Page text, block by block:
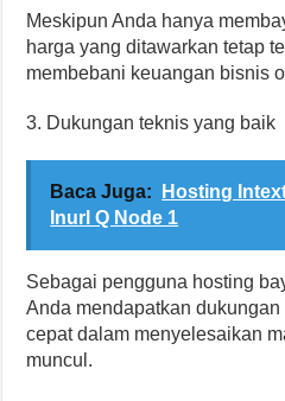
Meskipun Anda hanya
harga yang ditawarkan tetap
membebani keuangan bisnis
3. Dukungan teknis yang baik
Baca Juga:
Hosting
Inurl Q Node 1
Sebagai pengguna hosting
Anda mendapatkan
cepat dalam menyelesaikan
muncul.